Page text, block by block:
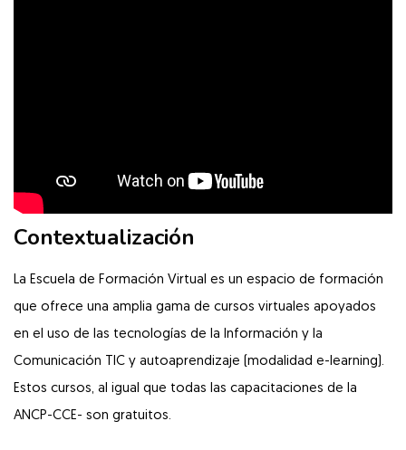
Contextualización
La Escuela de Formación Virtual es un espacio de formación
que ofrece una amplia gama de cursos virtuales apoyados
en el uso de las tecnologías de la Información y la
Comunicación TIC y autoaprendizaje (modalidad e-learning).
Estos cursos, al igual que todas las capacitaciones de la
ANCP-CCE- son gratuitos.